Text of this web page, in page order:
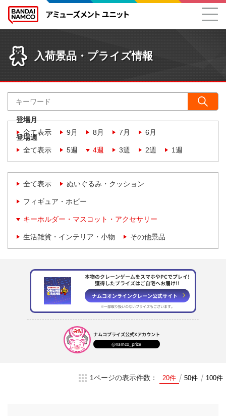
入荷景品・プライズ情報
登場月
全て表示
9月 8月 7月 6月
登場週
全て表示
5週 4週 3週 2週 1週
全て表示 ぬいぐるみ・クッション
フィギュア・ホビー
キーホルダー・マスコット・アクセサリー
生活雑貨・インテリア・小物 その他景品
本物のクレーンゲームをスマホやPCでプレイ!
獲得したプライズはご自宅へお届け!!
ナムコオンラインクレーン公式サイト
※一部取り扱いのないプライズもございます。
ナムコプライズ公式Xアカウント
@namco_prize
1ページの表示件数： 20件 50件 100件